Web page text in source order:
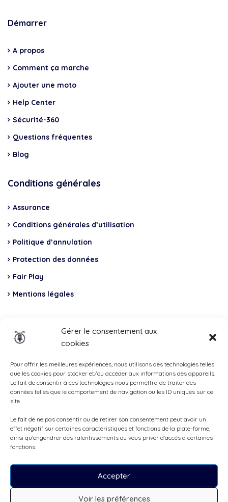
Gérer le consentement aux
cookies
Pour offrir les meilleures expériences, nous utilisons des technologies telles
que les cookies pour stocker et/ou accéder aux informations des appareils.
Le fait de consentir à ces technologies nous permettra de traiter des
données telles que le comportement de navigation ou les ID uniques sur ce
site.
Le fait de ne pas consentir ou de retirer son consentement peut avoir un
effet négatif sur certaines caractéristiques et fonctions de la plate-forme,
ainsi qu'engendrer des ralentissements ou vous priver d'accès à certaines
fonctions.
Accepter
Voir les préférences
Démarrer
A propos
Comment ça marche
Ajouter une moto
Help Center
Sécurité-360
Questions fréquentes
Blog
Conditions générales
Assurance
Conditions générales d’utilisation
Politique d’annulation
Protection des données
Fair Play
Mentions légales
Total Casco, Partner
Methods
of
payment